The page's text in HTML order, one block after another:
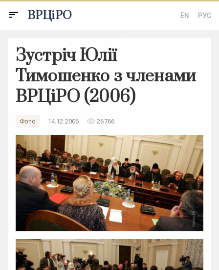
sort ВРЦіРО EN РУС
Зустріч Юлії
Тимошенко з членами
ВРЦіРО (2006)
Фото 14.12.2006 remove_red_eye 26766